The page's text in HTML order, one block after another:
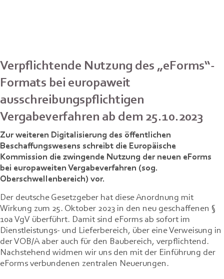
Verpflichtende Nutzung des „eForms“-
Formats bei europaweit
ausschreibungspflichtigen
Vergabeverfahren ab dem 25.10.2023
Zur weiteren Digitalisierung des öffentlichen
Beschaffungswesens schreibt die Europäische
Kommission die zwingende Nutzung der neuen eForms
bei europaweiten Vergabeverfahren (sog.
Oberschwellenbereich) vor.
Der deutsche Gesetzgeber hat diese Anordnung mit
Wirkung zum 25. Oktober 2023 in den neu geschaffenen §
10a VgV überführt. Damit sind eForms ab sofort im
Dienstleistungs- und Lieferbereich, über eine Verweisung in
der VOB/A aber auch für den Baubereich, verpflichtend.
Nachstehend widmen wir uns den mit der Einführung der
eForms verbundenen zentralen Neuerungen.